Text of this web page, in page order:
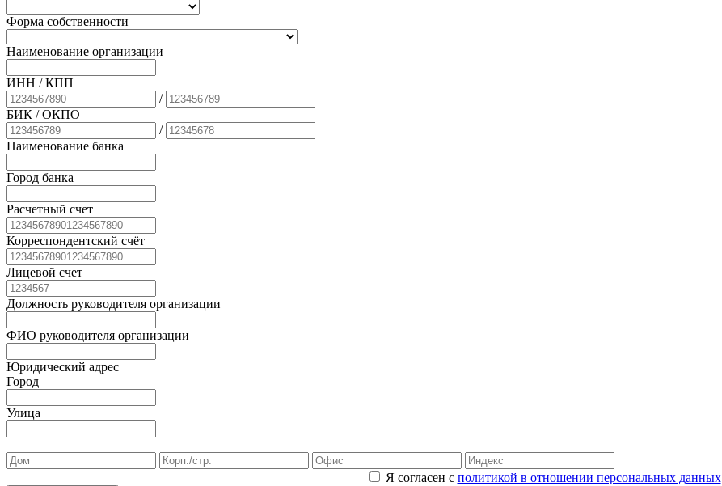
Форма собственности
Наименование организации
ИНН / КПП
/
БИК / ОКПО
/
Наименование банка
Город банка
Расчетный счет
Корреспондентский счёт
Лицевой счет
Должность руководителя организации
ФИО руководителя организации
Юридический адрес
Город
Улица
Я согласен с политикой в отношении персональных данных